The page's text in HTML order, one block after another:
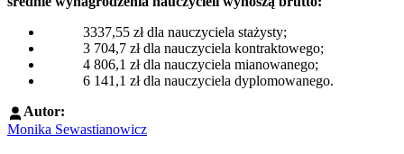
3337,55 zł dla nauczyciela stażysty;
3 704,7 zł dla nauczyciela kontraktowego;
4 806,1‬ zł dla nauczyciela mianowanego;
6 141,1 zł dla nauczyciela dyplomowanego.
Autor:
Monika Sewastianowicz